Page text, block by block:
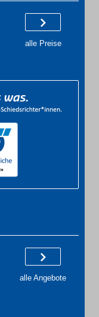
alle Preise
alle Angebote